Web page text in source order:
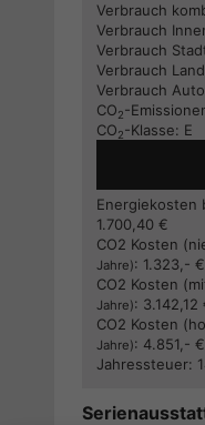
Verbrauch
Verbrauch
Verbrauch
Verbrauch
Verbrauch
CO2-
CO2-Klasse: E
Energiekosten
1.700,40 €
CO2 Kosten
Jahre): 1.323,- €
CO2 Kosten
Jahre): 3.142,12
CO2 Kosten
Jahre): 4.851,- €
Jahressteuer: